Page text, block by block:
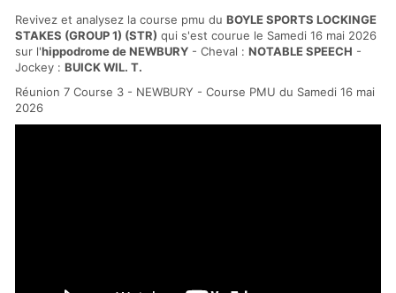
Revivez et analysez la course pmu du BOYLE SPORTS LOCKINGE
STAKES (GROUP 1) (STR) qui s'est courue le Samedi 16 mai 2026
sur l'hippodrome de NEWBURY - Cheval : NOTABLE SPEECH -
Jockey : BUICK WIL. T.
Réunion 7 Course 3 - NEWBURY - Course PMU du Samedi 16 mai
2026